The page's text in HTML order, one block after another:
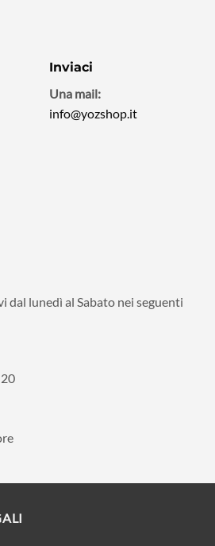
Inviaci
Una mail:
info@yozshop.it
dal lunedì al Sabato nei seguenti